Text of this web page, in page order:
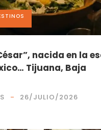
nacida en la
Tijuana, Baja
26/JULIO/2026